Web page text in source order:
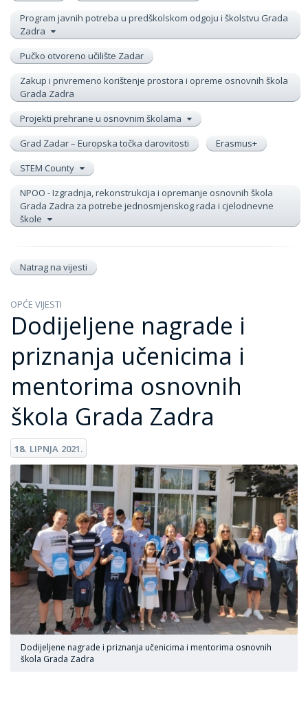
Program javnih potreba u predškolskom odgoju i školstvu Grada
Zadra
Pučko otvoreno učilište Zadar
Zakup i privremeno korištenje prostora i opreme osnovnih škola
Grada Zadra
Projekti prehrane u osnovnim školama
Grad Zadar – Europska točka darovitosti
Erasmus+
STEM County
NPOO - Izgradnja, rekonstrukcija i opremanje osnovnih škola
Grada Zadra za potrebe jednosmjenskog rada i cjelodnevne
škole
Natrag na vijesti
OPĆE VIJESTI
Dodijeljene nagrade i
priznanja učenicima i
mentorima osnovnih
škola Grada Zadra
18. LIPNJA 2021.
Dodijeljene nagrade i priznanja učenicima i mentorima osnovnih
škola Grada Zadra